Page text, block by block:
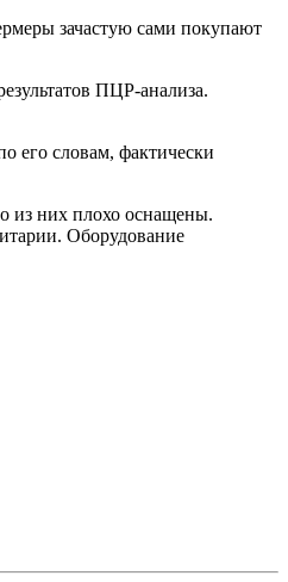
зачастую сами покупают
ПЦР-анализа.
его словам, фактически
из них плохо оснащены.
Оборудование